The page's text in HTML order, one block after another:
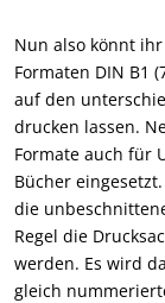
Nun also könnt
Formaten DIN B1
auf den
drucken lassen.
Formate auch für
Bücher
die
Regel die
werden. Es wird
gleich